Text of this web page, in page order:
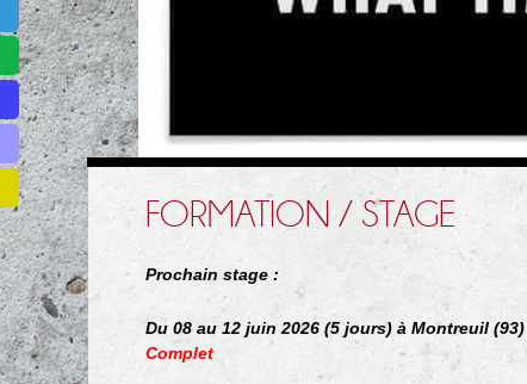
FORMATION / STAGE
Prochain stage :
Du 08 au 12 juin 2026 (5 jours) à Montreuil (93)
Complet